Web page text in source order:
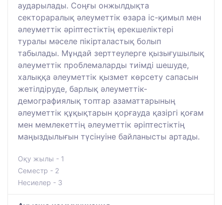
аударылады. Соңғы онжылдықта
сектораралық әлеуметтік өзара іс-қимыл мен
әлеуметтік әріптестіктің ерекшеліктері
туралы мәселе пікірталастық болып
табылады. Мұндай зерттеулерге қызығушылық
әлеуметтік проблемаларды тиімді шешуде,
халыққа әлеуметтік қызмет көрсету сапасын
жетілдіруде, барлық әлеуметтік-
демографиялық топтар азаматтарының
әлеуметтік құқықтарын қорғауда қазіргі қоғам
мен мемлекеттің әлеуметтік әріптестіктің
маңыздылығын түсінуіне байланысты артады.
Оқу жылы - 1
Семестр - 2
Несиелер - 3